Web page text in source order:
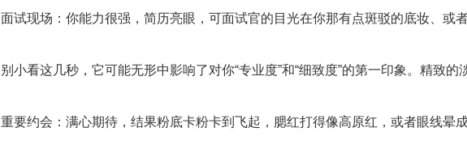
面试现场：你能力很强，简历亮眼，可面试官的目光在你那有点斑驳的底妆、或
别小看这几秒，它可能无形中影响了对你“专业度”和“细致度”的第一印象。精致的
重要约会：满心期待，结果粉底卡粉卡到飞起，腮红打得像高原红，或者眼线晕